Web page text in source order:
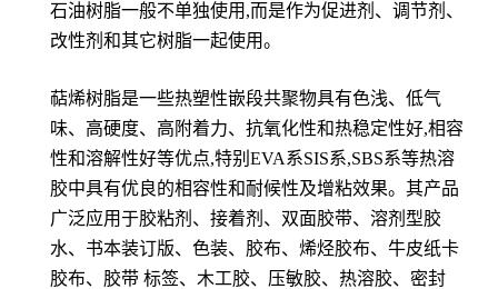
石油树脂一般不单独使用,而是作为促进剂、调节剂、
改性剂和其它树脂一起使用。
萜烯树脂是一些热塑性嵌段共聚物具有色浅、低气
味、高硬度、高附着力、抗氧化性和热稳定性好,相容
性和溶解性好等优点,特别EVA系SIS系,SBS系等热溶
胶中具有优良的相容性和耐候性及增粘效果。其产品
广泛应用于胶粘剂、接着剂、双面胶带、溶剂型胶
水、书本装订版、色装、胶布、烯烃胶布、牛皮纸卡
胶布、胶带 标签、木工胶、压敏胶、热溶胶、密封